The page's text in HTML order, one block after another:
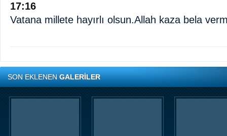
17:16
Vatana millete hayırlı olsun.Allah kaza bela
SON EKLENENGALERİLER